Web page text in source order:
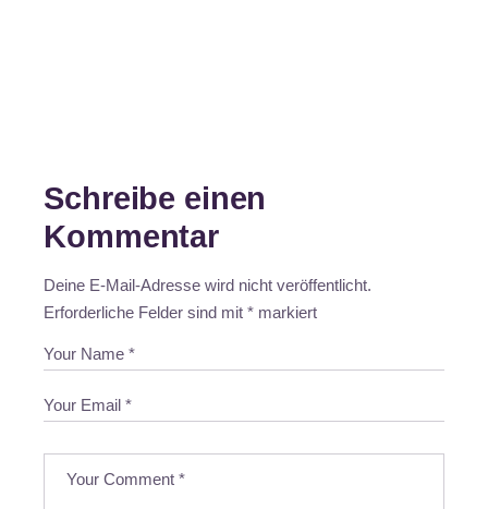
Schreibe einen
Kommentar
Deine E-Mail-Adresse wird nicht veröffentlicht.
Erforderliche Felder sind mit* markiert